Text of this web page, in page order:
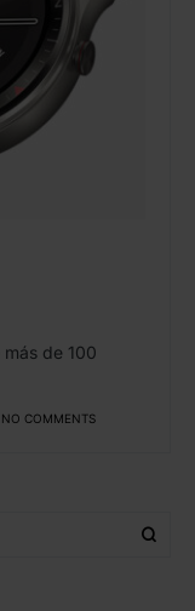
de 100
NO COMMENTS